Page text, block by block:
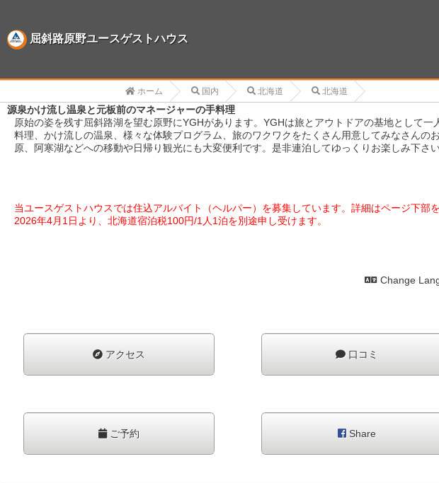
屈斜路原野ユースゲストハウス
ホーム 国内 北海道 北海道
源泉かけ流し温泉と元板前のマネージャーの手料理
原始の姿を残す屈斜路湖を望む原野にYGHがあります。YGHは旅とアウトドアの基地として
料理、かけ流しの温泉、様々な体験プログラム、旅のワクワクをたくさん用意してみなさん
原、阿寒湖などへの移動や日帰り観光にも大変便利です。是非連泊してゆっくりお楽しみ下さい
当ユースゲストハウスでは住込アルバイト（ヘルパー）を募集しています。詳細はページ下部を
2026年4月1日より、北海道宿泊税100円/1人1泊を別途申し受けます。
Change
アクセス 口コミ
ご予約 Share